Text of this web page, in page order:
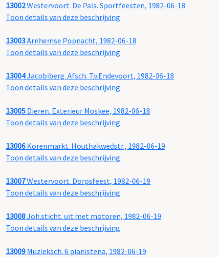
13002Westervoort. De Pals. Sportfeesten, 1982-06-18
Toon details van deze beschrijving
13003Arnhemse Popnacht, 1982-06-18
Toon details van deze beschrijving
13004Jacobiberg. Afsch. T.v.Endevoort, 1982-06-18
Toon details van deze beschrijving
13005 Dieren. Exterieur Moskee, 1982-06-18
Toon details van deze beschrijving
13006 Korenmarkt. Houthakwedstr., 1982-06-19
Toon details van deze beschrijving
13007Westervoort. Dorpsfeest, 1982-06-19
Toon details van deze beschrijving
13008Joh.sticht. uit met motoren, 1982-06-19
Toon details van deze beschrijving
13009 Muzieksch. 6 pianistena, 1982-06-19